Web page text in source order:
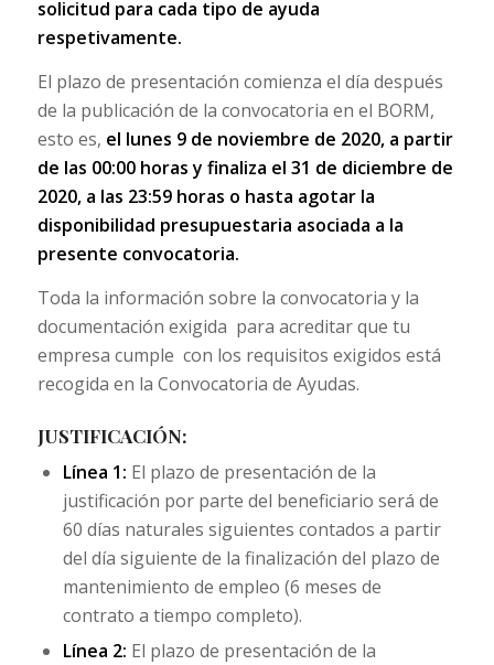
solicitud para cada tipo de ayuda
respetivamente.
El plazo de presentación comienza el día después
de la publicación de la convocatoria en el BORM,
esto es, el lunes 9 de noviembre de 2020, a partir
de las 00:00 horas y finaliza el 31 de diciembre de
2020, a las 23:59 horas o hasta agotar la
disponibilidad presupuestaria asociada a la
presente convocatoria.
Toda la información sobre la convocatoria y la
documentación exigida para acreditar que tu
empresa cumple con los requisitos exigidos está
recogida en la Convocatoria de Ayudas.
JUSTIFICACIÓN:
Línea 1: El plazo de presentación de la
justificación por parte del beneficiario será de
60 días naturales siguientes contados a partir
del día siguiente de la finalización del plazo de
mantenimiento de empleo (6 meses de
contrato a tiempo completo).
Línea 2: El plazo de presentación de la